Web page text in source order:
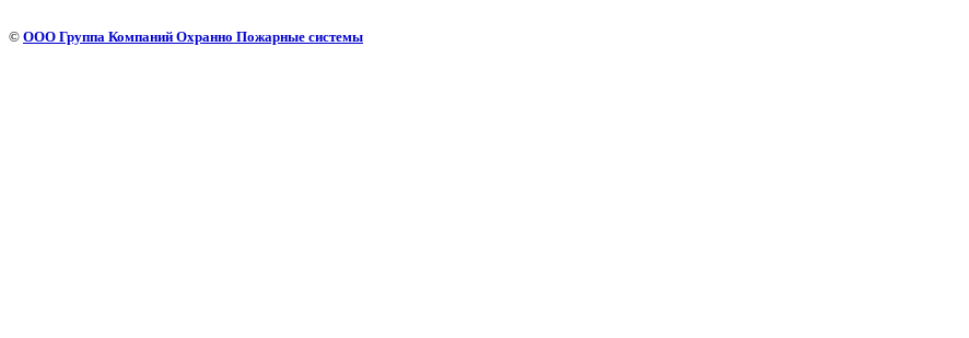
© ООО Группа Компаний Охранно Пожарные системы